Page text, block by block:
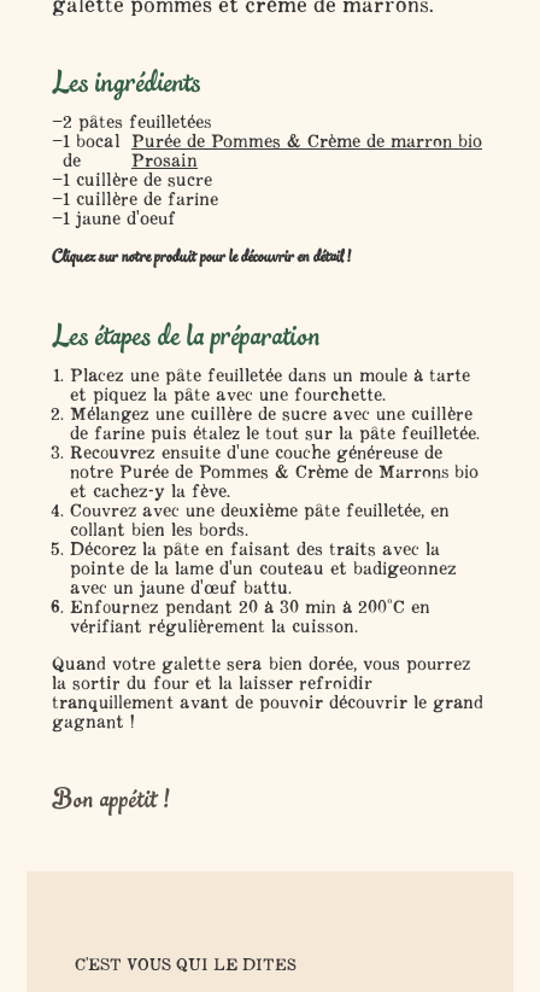
Les ingrédients
2 pâtes feuilletées
1 bocal
de
Purée de Pommes & Crème de marron bio
Prosain
1 cuillère de sucre
1 cuillère de farine
1 jaune d'oeuf
Cliquez sur notre produit pour le découvrir en détail !
Les étapes de la préparation
Placez une pâte feuilletée dans un moule à tarte
et piquez la pâte avec une fourchette.
Mélangez une cuillère de sucre avec une cuillère
de farine puis étalez le tout sur la pâte feuilletée.
Recouvrez ensuite d'une couche généreuse de
notre Purée de Pommes & Crème de Marrons bio
et cachez-y la fève.
Couvrez avec une deuxième pâte feuilletée, en
collant bien les bords.
Décorez la pâte en faisant des traits avec la
pointe de la lame d'un couteau et badigeonnez
avec un jaune d'œuf battu.
Enfournez pendant 20 à 30 min à 200°C en
vérifiant régulièrement la cuisson.
Quand votre galette sera bien dorée, vous pourrez
la sortir du four et la laisser refroidir
tranquillement avant de pouvoir découvrir le grand
gagnant !
Bon appétit !
C'EST VOUS QUI LE DITES